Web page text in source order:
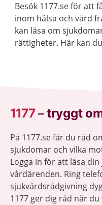
Besök 1177.se för att
inom hälsa och vård
kan läsa om
rättigheter. Här kan du också hitta kontaktuppgifter
1177–tryggt
På 1177.se får du råd
sjukdomar och vilka
Logga in för att läsa
vårdärenden. Ring
sjukvårdsrådgivning
1177 ger dig råd när